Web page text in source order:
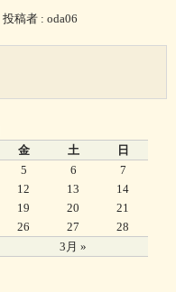
投稿者 : oda06
金 土 日
3月 »
5 6
7
12 13
14
19 20
21
26 27 28